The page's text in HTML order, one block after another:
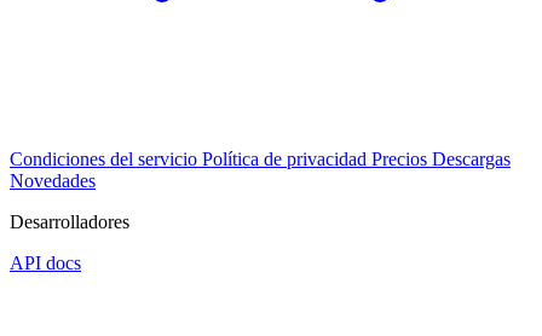
Condiciones del servicio Política de privacidad Precios Descargas
Novedades
Desarrolladores
API docs